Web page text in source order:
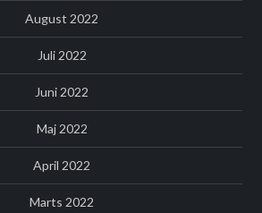
August 2022
Juli 2022
Juni 2022
Maj 2022
April 2022
Marts 2022